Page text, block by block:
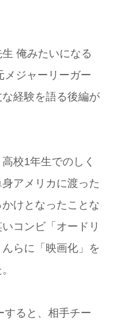
俺みたいになる
メジャーリーガー
経験を語る後編が
校1年生でのしく
アメリカに渡った
けとなったことな
コンビ「オードリ
らに「映画化」を
すると、相手チー